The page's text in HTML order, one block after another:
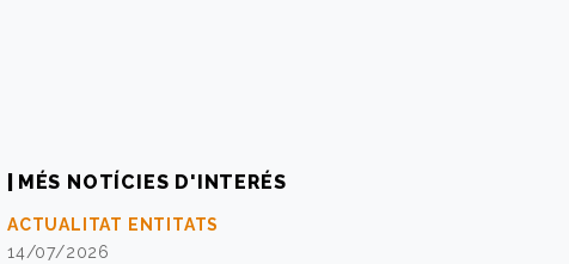
MÉS NOTÍCIES D'INTERÉS
ACTUALITAT ENTITATS
14/07/2026